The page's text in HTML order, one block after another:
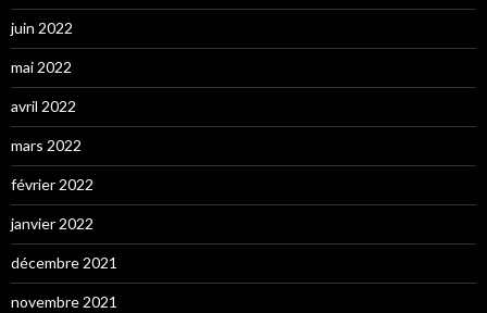
juin 2022
mai 2022
avril 2022
mars 2022
février 2022
janvier 2022
décembre 2021
novembre 2021